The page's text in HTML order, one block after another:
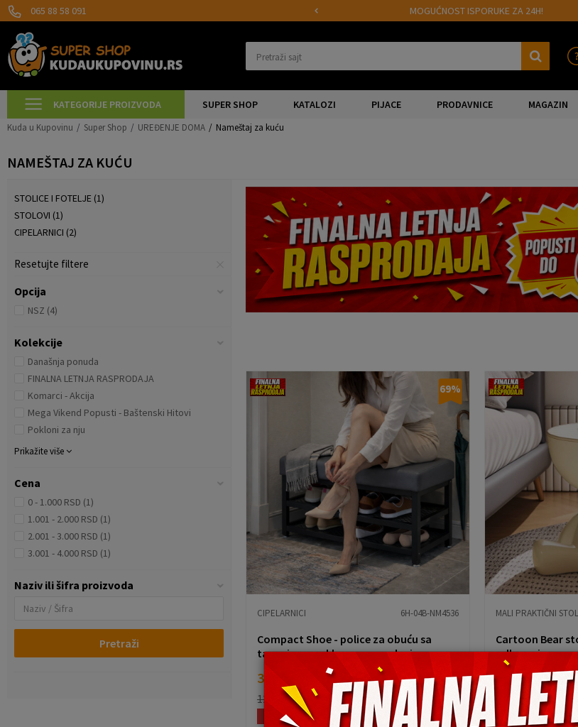
065 88 58 091 MOGUĆNOST ISPORUKE ZA 24H!
Pretraži sajt
KATEGORIJE PROIZVODA SUPER SHOP KATALOZI PIJACE PRODAVNICE MAGAZIN
Kuda u Kupovinu Super Shop UREĐENJE DOMA Nameštaj za kuću
NAMEŠTAJ ZA KUĆU
STOLICE I FOTELJE (1)
STOLOVI (1)
CIPELARNICI (2)
Resetujte filtere
Opcija
NSZ (4)
Kolekcije
Današnja ponuda
FINALNA LETNJA RASPRODAJA
Komarci - Akcija
Mega Vikend Popusti - Baštenski Hitovi
Pokloni za nju
Prikažite više
Cena
0 - 1.000 RSD (1)
1.001 - 2.000 RSD (1)
2.001 - 3.000 RSD (1)
3.001 - 4.000 RSD (1)
Naziv ili šifra proizvoda
Pretraži
69%
CIPELARNICI 6H-04B-NM4536
Compact Shoe - police za obuću sa
tapaciranom klupom za sedenje
3.998,69 RSD
12.899,00RSD
BESPLATNA DOSTAVA
MALI PRAKTIČNI
Cartoon Bear
odlaganje
2.549,75RSD
10.199,00RSD
BESPLATNA